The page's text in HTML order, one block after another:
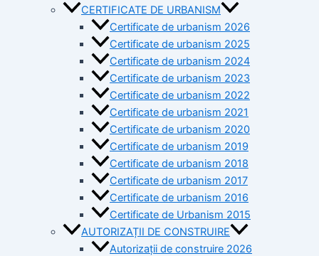
CERTIFICATE DE URBANISM
Certificate de urbanism 2026
Certificate de urbanism 2025
Certificate de urbanism 2024
Certificate de urbanism 2023
Certificate de urbanism 2022
Certificate de urbanism 2021
Certificate de urbanism 2020
Certificate de urbanism 2019
Certificate de urbanism 2018
Certificate de urbanism 2017
Certificate de urbanism 2016
Certificate de Urbanism 2015
AUTORIZAȚII DE CONSTRUIRE
Autorizații de construire 2026